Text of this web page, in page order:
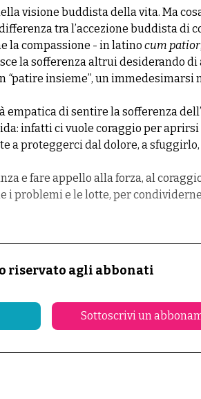
visione buddista della vita. Ma
tra l’accezione buddista di
la compassione - in latino cum patior
la sofferenza altrui desiderando di
“patire insieme”, un immedesimarsi
di sentire la sofferenza
infatti ci vuole coraggio per
a proteggerci dal dolore, a
e fare appello alla forza, al
i problemi e le lotte, per
riservato agli abbonati
Sottoscrivi un